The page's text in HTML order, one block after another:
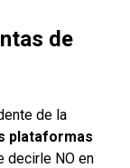
de
de la
plataformas
decirle NO en